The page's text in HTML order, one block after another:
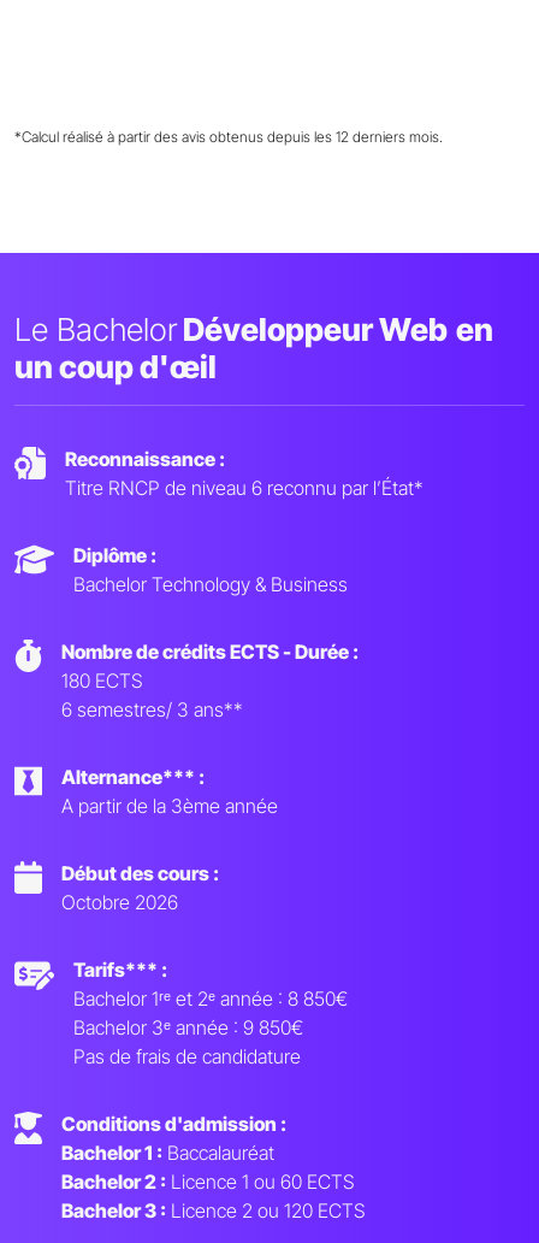
*Calcul réalisé à partir des avis obtenus depuis les 12 derniers mois.
Le BachelorDéveloppeur Web en
un coup d'œil
Reconnaissance :
Titre RNCP de niveau 6 reconnu par l’État*
Diplôme :
Bachelor Technology & Business
Nombre de crédits ECTS - Durée :
180 ECTS
6 semestres/ 3 ans**
Alternance*** :
A partir de la 3ème année
Début des cours :
Octobre 2026
Tarifs*** :
Bachelor 1ʳᵉ et 2ᵉ année : 8 850€
Bachelor 3ᵉ année : 9 850€
Pas de frais de candidature
Conditions d'admission :
Bachelor 1 : Baccalauréat
Bachelor 2 : Licence 1 ou 60 ECTS
Bachelor 3 : Licence 2 ou 120 ECTS